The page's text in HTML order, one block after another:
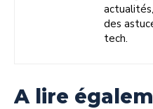
des
tech.
A lire